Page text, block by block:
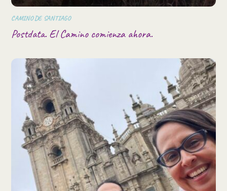
CAMINO DE SANTIAGO
Postdata. El Camino comienza ahora.